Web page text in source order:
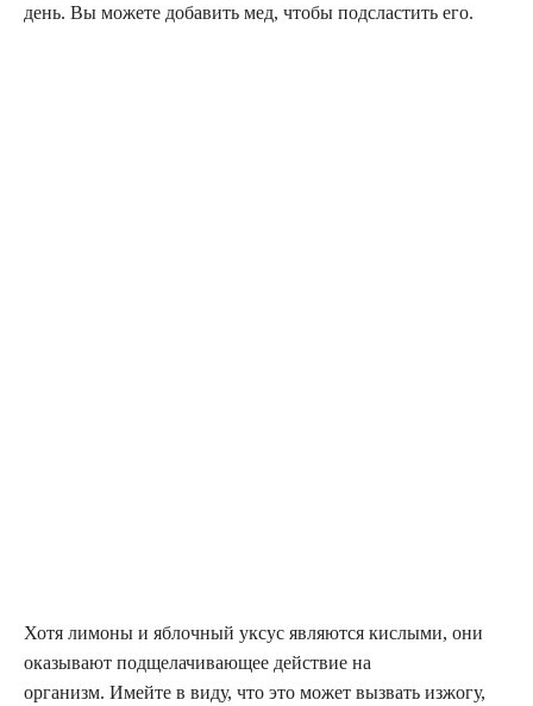
день. Вы можете добавить мед, чтобы подсластить его.
Хотя лимоны и яблочный уксус являются кислыми, они
оказывают подщелачивающее действие на
организм. Имейте в виду, что это может вызвать изжогу,